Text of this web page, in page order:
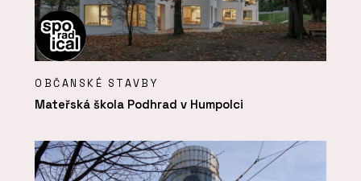
OBČANSKÉ STAVBY
Mateřská škola Podhrad v Humpolci